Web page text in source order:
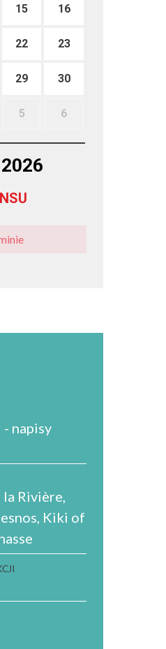
15 16
22 23
29 30
5 6
napisy
Rivière,
Kiki of